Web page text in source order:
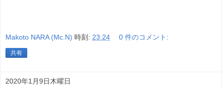
Makoto NARA (Mc.N) 時刻: 23:24 0 件のコメント:
共有
2020年1月9日木曜日